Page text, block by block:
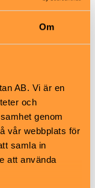
Om
AB. Vi är en
och
genom
vår webbplats för
samla in
att använda